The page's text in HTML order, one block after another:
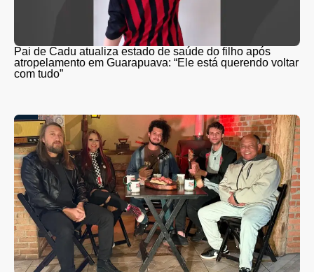
Pai de Cadu atualiza estado de saúde do filho após
atropelamento em Guarapuava: “Ele está querendo voltar
com tudo”